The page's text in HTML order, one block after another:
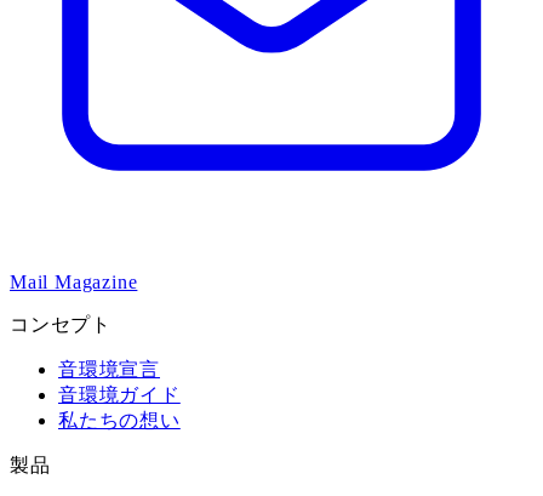
Mail Magazine
コンセプト
音環境宣言
音環境ガイド
私たちの想い
製品